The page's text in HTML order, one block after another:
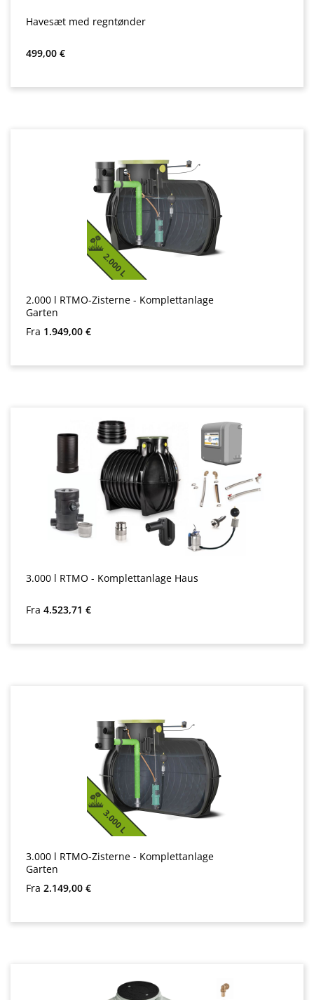
Havesæt med regntønder
Almindelig pris:
499,00 €
2.000 l RTMO-Zisterne - Komplettanlage
Garten
Almindelig pris:
Fra 1.949,00 €
3.000 l RTMO - Komplettanlage Haus
Almindelig pris:
Fra 4.523,71 €
3.000 l RTMO-Zisterne - Komplettanlage
Garten
Almindelig pris:
Fra 2.149,00 €